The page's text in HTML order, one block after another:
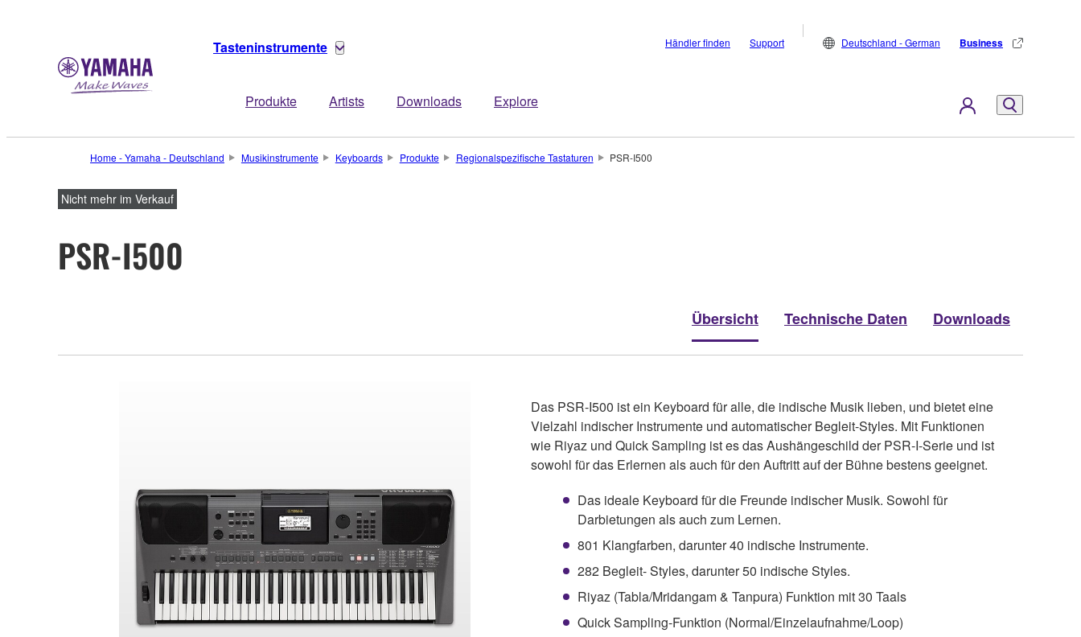
Tasteninstrumente
Produkte Artists Downloads Explore
Händler finden Support Deutschland - German Business
Home - Yamaha - Deutschland Musikinstrumente Keyboards Produkte Regionalspezifische Tastaturen PSR-I500
Nicht mehr im Verkauf
PSR-I500
Übersicht Technische Daten Downloads
Das PSR-I500 ist ein Keyboard für alle, die indische Musik lieben, und bietet eine
Vielzahl indischer Instrumente und automatischer Begleit-Styles. Mit Funktionen
wie Riyaz und Quick Sampling ist es das Aushängeschild der PSR-I-Serie und ist
sowohl für das Erlernen als auch für den Auftritt auf der Bühne bestens geeignet.
Das ideale Keyboard für die Freunde indischer Musik. Sowohl für
Darbietungen als auch zum Lernen.
801 Klangfarben, darunter 40 indische Instrumente.
282 Begleit- Styles, darunter 50 indische Styles.
Riyaz (Tabla/Mridangam & Tanpura) Funktion mit 30 Taals
Quick Sampling-Funktion (Normal/Einzelaufnahme/Loop)